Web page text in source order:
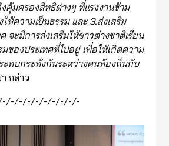
คุ้มครองสิทธิต่างๆ ที่แรงงานข้าม
ห้ความเป็นธรรม และ 3.ส่งเสริม
จะมีการส่งเสริมให้ชาวต่างชาติเรียน
ของประเทศที่ไปอยู่ เพื่อให้เกิดความ
ะทบกระทั่งกันระหว่างคนท้องถิ่นกับ
กล่าว